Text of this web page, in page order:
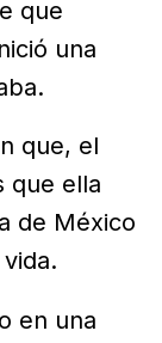
que
una
que, el
que ella
de México
en una